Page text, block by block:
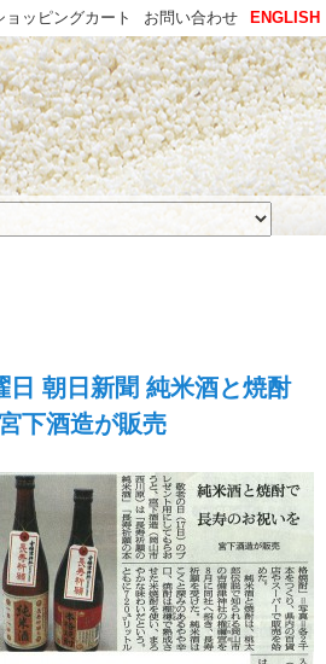
日 朝日新聞 純米酒と焼酎
下酒造が販売
ENGLISH
お問い合わせ
ョッピングカート